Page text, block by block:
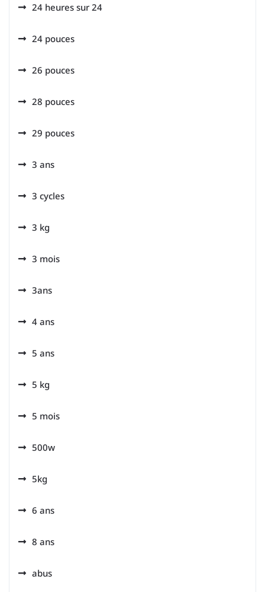
24 heures sur 24
24 pouces
26 pouces
28 pouces
29 pouces
3 ans
3 cycles
3 kg
3 mois
3ans
4 ans
5 ans
5 kg
5 mois
500w
5kg
6 ans
8 ans
abus